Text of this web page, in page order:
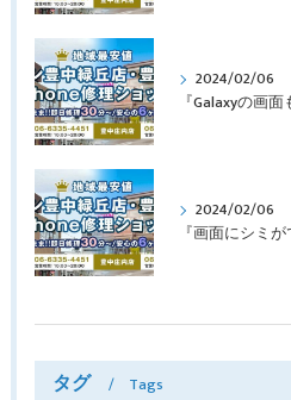
2024/02/06
2024/02/06
タグ Tags